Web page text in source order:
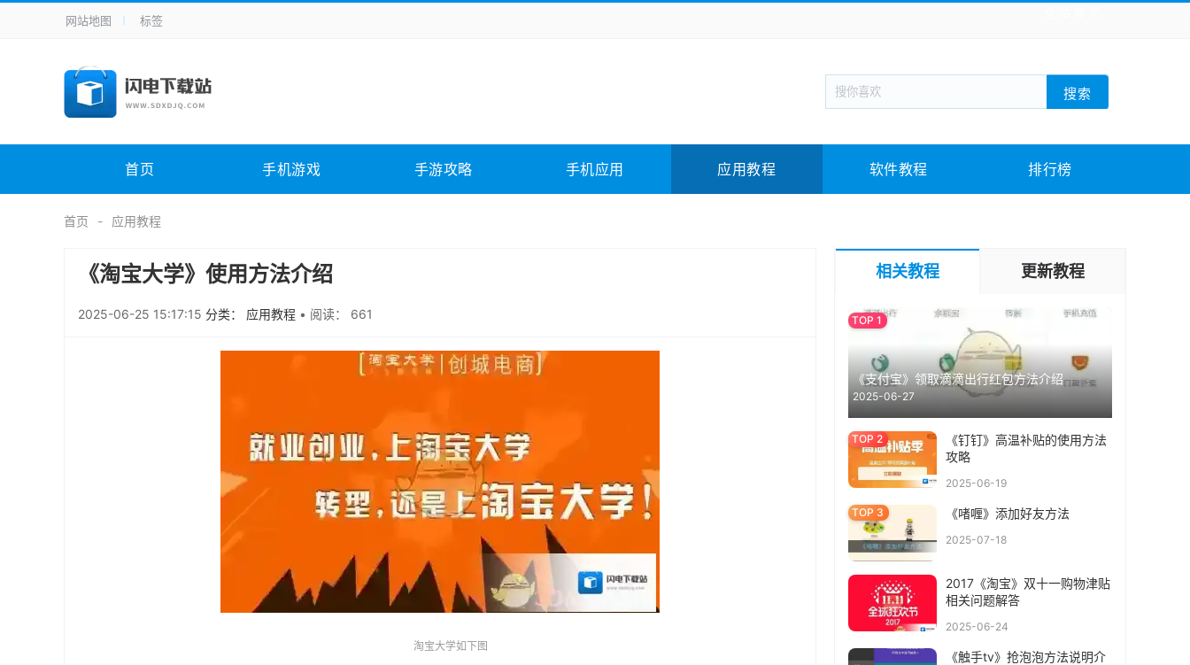
手机应用 新闻阅读 旅游出行 生活实用
手机游戏 H5游戏 回合网游 战棋游戏 枪战射击
电脑软件 其它类别 图形软件 安全相关 应用软件 影音软件 插件下载 教育教学 游戏娱乐 系统软件 素材下载
未分类 综合其它
网站地图 标签
搜索
首页 手机游戏 手游攻略 手机应用 应用教程 软件教程 排行榜
首页 应用教程
《淘宝大学》使用方法介绍
2025-06-25 15:17:15 分类： 应用教程 • 阅读： 661
淘宝大学如下图
相关教程 更新教程
《支付宝》领取滴滴出行红包方法介绍
2025-06-27
《钉钉》高温补贴的使用方法
攻略
2025-06-19
《啫喱》添加好友方法
2025-07-18
2017《淘宝》双十一购物津贴
相关问题解答
2025-06-24
《触手tv》抢泡泡方法说明介